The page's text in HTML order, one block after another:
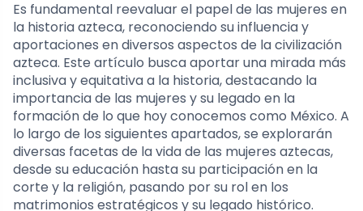
Es fundamental reevaluar el papel de las mujeres en
la historia azteca, reconociendo su influencia y
aportaciones en diversos aspectos de la civilización
azteca. Este artículo busca aportar una mirada más
inclusiva y equitativa a la historia, destacando la
importancia de las mujeres y su legado en la
formación de lo que hoy conocemos como México. A
lo largo de los siguientes apartados, se explorarán
diversas facetas de la vida de las mujeres aztecas,
desde su educación hasta su participación en la
corte y la religión, pasando por su rol en los
matrimonios estratégicos y su legado histórico.